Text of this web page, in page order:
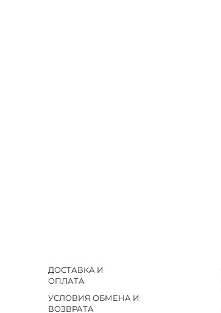
ДОСТАВКА И
ОПЛАТА
УСЛОВИЯ ОБМЕНА И
ВОЗВРАТА